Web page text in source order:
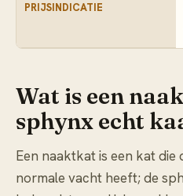
PRIJSINDICATIE
Wat is een
sphynx echt
Een naaktkat is een kat die
normale vacht heeft; de